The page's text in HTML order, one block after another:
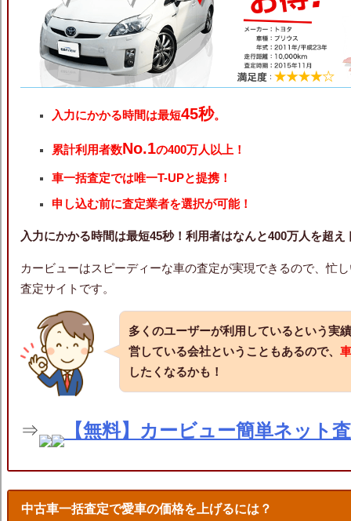
入力にかかる時間は最短45秒。
累計利用者数No.1の400万人以上！
車一括査定では唯一T-UPと提携！
申し込む前に査定業者を選択が可能！
入力にかかる時間は最短45秒！利用者はなんと400万人を超え
カービューはスピーディーな車の査定が実現できるので、忙
査定サイトです。
多くのユーザーが利用しているという実
営している会社ということもあるので、
したくなるかも！
⇒ 【無料】カービュー簡単ネット
中古車一括査定で愛車の価格を上げるには？